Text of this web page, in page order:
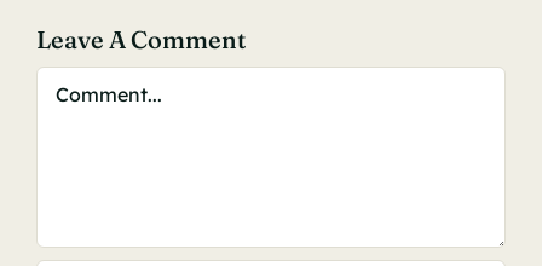
Leave A Comment
Comment